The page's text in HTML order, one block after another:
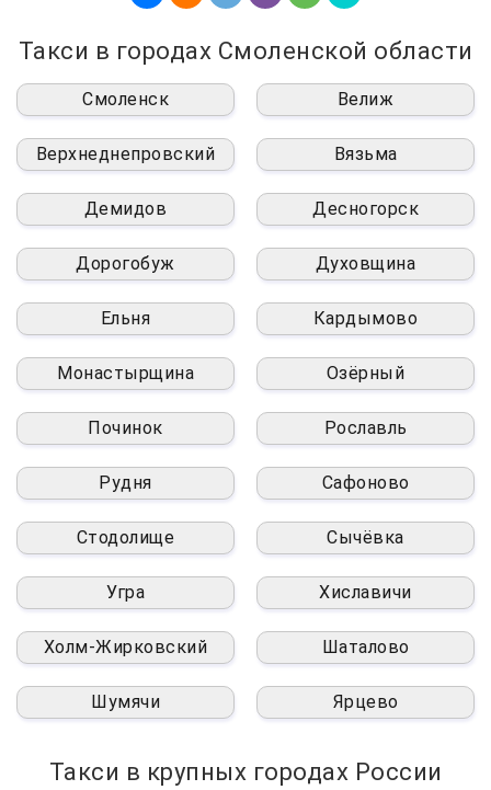
Такси в городах Смоленской области
Смоленск Велиж
Верхнеднепровский Вязьма
Демидов Десногорск
Дорогобуж Духовщина
Ельня Кардымово
Монастырщина Озёрный
Починок Рославль
Рудня Сафоново
Стодолище Сычёвка
Угра Хиславичи
Холм-Жирковский Шаталово
Шумячи Ярцево
Такси в крупных городах России